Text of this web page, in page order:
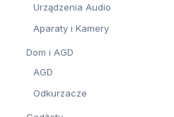
Urządzenia Audio
Aparaty i Kamery
Dom i AGD
AGD
Odkurzacze